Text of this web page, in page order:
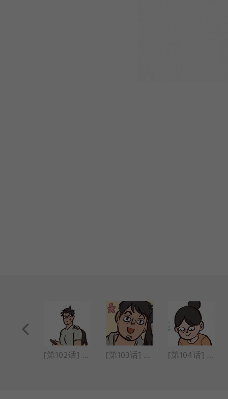
[第102话] 藏身之所 [第103话] 自拍 [第104话] 最喜欢的事物